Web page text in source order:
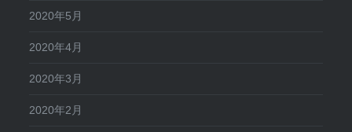
2020年5月
2020年4月
2020年3月
2020年2月